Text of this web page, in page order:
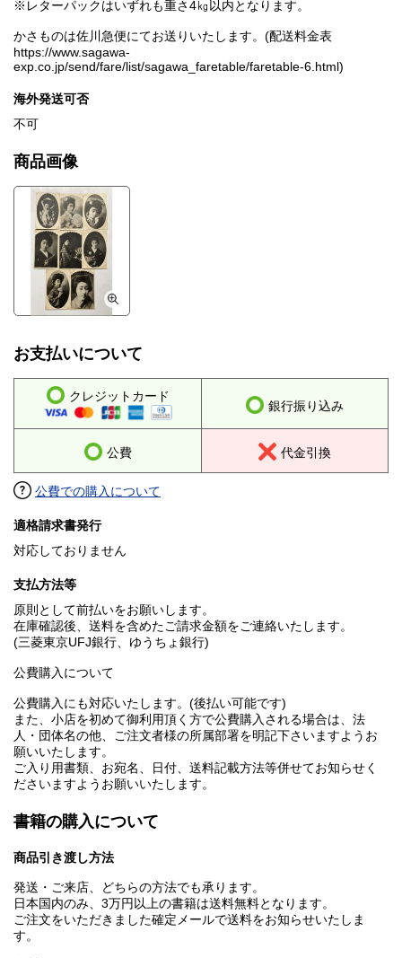
※レターパックはいずれも重さ4㎏以内となります。
かさものは佐川急便にてお送りいたします。(配送料金表
https://www.sagawa-
exp.co.jp/send/fare/list/sagawa_faretable/faretable-6.html)
海外発送可否
不可
商品画像
お支払いについて
クレジットカード
銀行振り込み
公費 代金引換
公費での購入について
適格請求書発行
対応しておりません
支払方法等
原則として前払いをお願いします。
在庫確認後、送料を含めたご請求金額をご連絡いたします。
(三菱東京UFJ銀行、ゆうちょ銀行)
公費購入について
公費購入にも対応いたします。(後払い可能です)
また、小店を初めて御利用頂く方で公費購入される場合は、法
人・団体名の他、ご注文者様の所属部署を明記下さいますようお
願いいたします。
ご入り用書類、お宛名、日付、送料記載方法等併せてお知らせく
ださいますようお願いいたします。
書籍の購入について
商品引き渡し方法
発送・ご来店、どちらの方法でも承ります。
日本国内のみ、3万円以上の書籍は送料無料となります。
ご注文をいただきました確定メールで送料をお知らせいたしま
す。